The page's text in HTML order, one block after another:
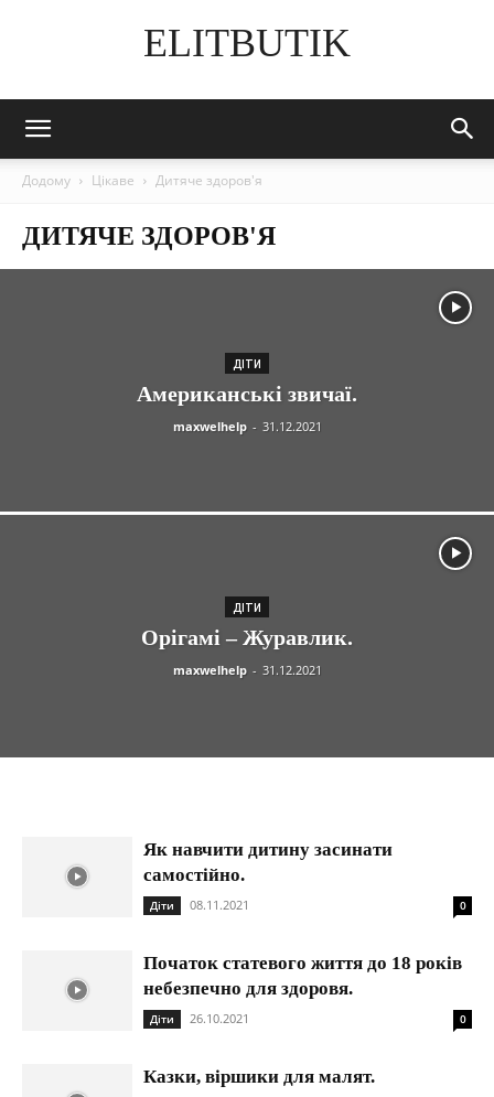
ELITBUTIK
Додому Цікаве Дитяче здоров'я
ДИТЯЧЕ ЗДОРОВ'Я
ДІТИ
Американські звичаї.
maxwelhelp - 31.12.2021
ДІТИ
Орігамі – Журавлик.
maxwelhelp - 31.12.2021
Як навчити дитину засинати
самостійно.
Діти 08.11.2021 0
Початок статевого життя до 18 років
небезпечно для здоровя.
Діти 26.10.2021 0
Казки, віршики для малят.